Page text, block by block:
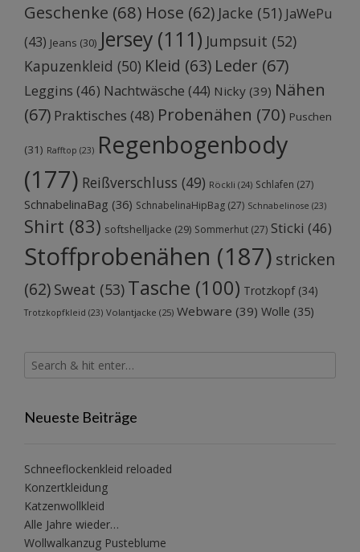
Geschenke (68) Hose (62) Jacke (51) JaWePu
(43) Jeans (30) Jersey (111) Jumpsuit (52)
Kapuzenkleid (50) Kleid (63) Leder (67)
Leggins (46) Nachtwäsche (44) Nicky (39) Nähen
(67) Praktisches (48) Probenähen (70) Puschen
(31) Rafftop (23) Regenbogenbody
(177) Reißverschluss (49) Röckli (24) Schlafen (27)
SchnabelinaBag (36) SchnabelinaHipBag (27) Schnabelinose (23)
Shirt (83) softshelljacke (29) Sommerhut (27) Sticki (46)
Stoffprobenähen (187) stricken
(62) Sweat (53) Tasche (100) Trotzkopf(34)
Trotzkopfkleid (23) Volantjacke (25) Webware (39) Wolle (35)
Neueste Beiträge
Schneeflockenkleid reloaded
Konzertkleidung
Katzenwollkleid
Alle Jahre wieder…
Wollwalkanzug Pusteblume